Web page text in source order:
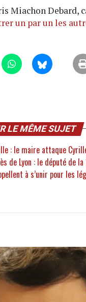
Miachon Debard,
un par un les
LE MÊME SUJET
: le maire attaque
de Lyon : le député de
à s’unir pour les